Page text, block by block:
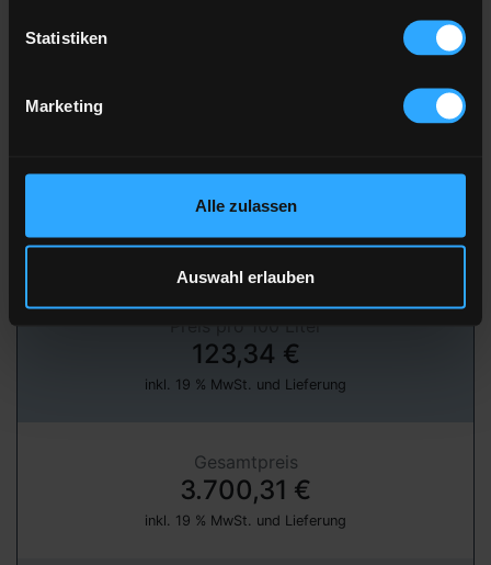
Statistiken
Marketing
Alle zulassen
Auswahl erlauben
123,34 €
inkl. 19 % MwSt. und Lieferung
Gesamtpreis
3.700,31 €
inkl. 19 % MwSt. und Lieferung